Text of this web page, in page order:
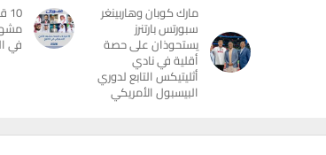
مارك كوبان وهاربينغر
سبورتس بارتنرز
يستحوذان على حصة
أقلية في نادي
أثليتيكس التابع لدوري
البيسبول الأمريكي
في